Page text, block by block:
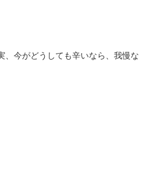
今がどうしても辛いなら、我慢な